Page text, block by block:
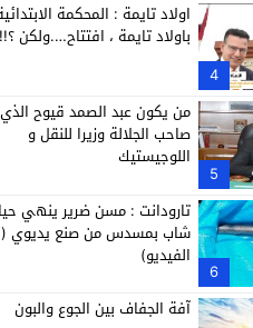
4
اولاد تايمة : المحكمة
باولاد تايمة ، افتتاح….ولكن ؟!!
5
من يكون عبد الصمد قيوح
صاحب الجلالة وزيرا للنقل و
اللوجيستيك
6
تارودانت : مسن ضرير ينهي
شاب بمسدس من صنع يديوي (
الفيديو)
آفة الجفاف بين الجوع والبون